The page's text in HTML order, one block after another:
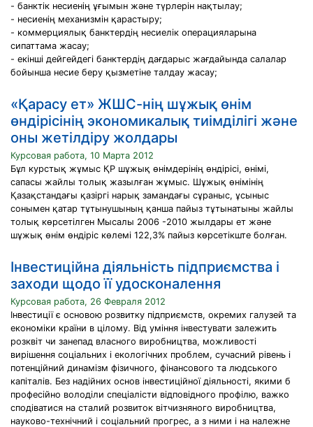
- банктік несиенің ұғымын және түрлерін нақтылау;
- несиенің механизмін қарастыру;
- коммерциялық банктердің несиелік операцияларына
сипаттама жасау;
- екінші дейгейдегі банктердің дағдарыс жағдайында салалар
бойынша несие беру қызметіне талдау жасау;
«Қарасу ет» ЖШС-нің шұжық өнім
өндірісінің экономикалық тиімділігі және
оны жетілдіру жолдары
Курсовая работа, 10 Марта 2012
Бұл курстық жұмыс ҚР шұжық өнімдерінің өндірісі, өнімі,
сапасы жайлы толық жазылған жұмыс. Шұжық өнімінің
Қазақстандағы қазіргі нарық замандағы сұраныс, ұсыныс
сонымен қатар тұтынушының қанша пайыз тұтынатыны жайлы
толық көрсетілген Мысалы 2006 -2010 жылдары ет және
шұжық өнім өндіріс көлемі 122,3% пайыз көрсетікште болған.
Інвестиційна діяльність підприємства і
заходи щодо її удосконалення
Курсовая работа, 26 Февраля 2012
Інвестиції є основою розвитку підприємств, окремих галузей та
економіки країни в цілому. Від уміння інвестувати залежить
розквіт чи занепад власного виробництва, можливості
вирішення соціальних і екологічних проблем, сучасний рівень і
потенційний динамізм фізичного, фінансового та людського
капіталів. Без надійних основ інвестиційної діяльності, якими б
професійно володіли спеціалісти відповідного профілю, важко
сподіватися на сталий розвиток вітчизняного виробництва,
науково-технічний і соціальний прогрес, а з ними і на належне